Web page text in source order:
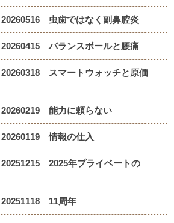
20260516 虫歯ではなく副鼻腔炎
20260415 バランスボールと腰痛
20260318 スマートウォッチと原価
20260219 能力に頼らない
20260119 情報の仕入
20251215 2025年プライベートの
20251118 11周年